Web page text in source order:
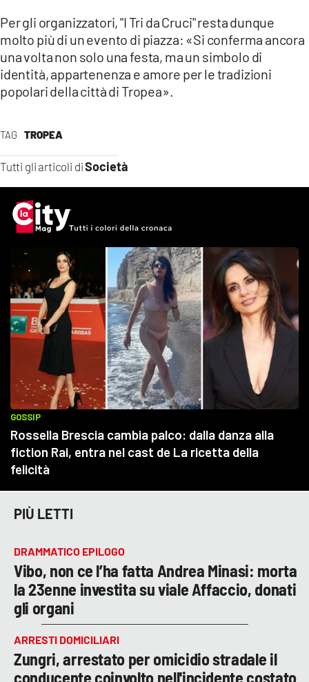
TAG TROPEA
Tutti gli articoli diSocietà
Per gli organizzatori, "I Tri da Cruci" resta dunque
molto più di un evento di piazza: «Si conferma ancora
una volta non solo una festa, ma un simbolo di
identità, appartenenza e amore per le tradizioni
popolari della città di Tropea».
PIÙ LETTI
DRAMMATICO EPILOGO
Vibo, non ce l’ha fatta Andrea Minasi: morta
la 23enne investita su viale Affaccio, donati
gli organi
ARRESTI DOMICILIARI
Zungri, arrestato per omicidio stradale il
conducente coinvolto nell'incidente costato